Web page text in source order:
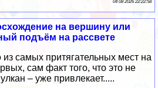
04 08 2026 22:22:58
на вершину или
подъём на рассвете
самых притягательных мест на
сам факт того, что это не
– уже привлекает.....